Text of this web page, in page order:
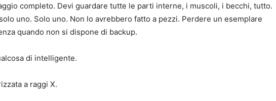
completo. Devi guardare tutte le parti interne, i muscoli, i becchi, tutto.
uno. Solo uno. Non lo avrebbero fatto a pezzi. Perdere un esemplare
quando non si dispone di backup.
di intelligente.
a raggi X.